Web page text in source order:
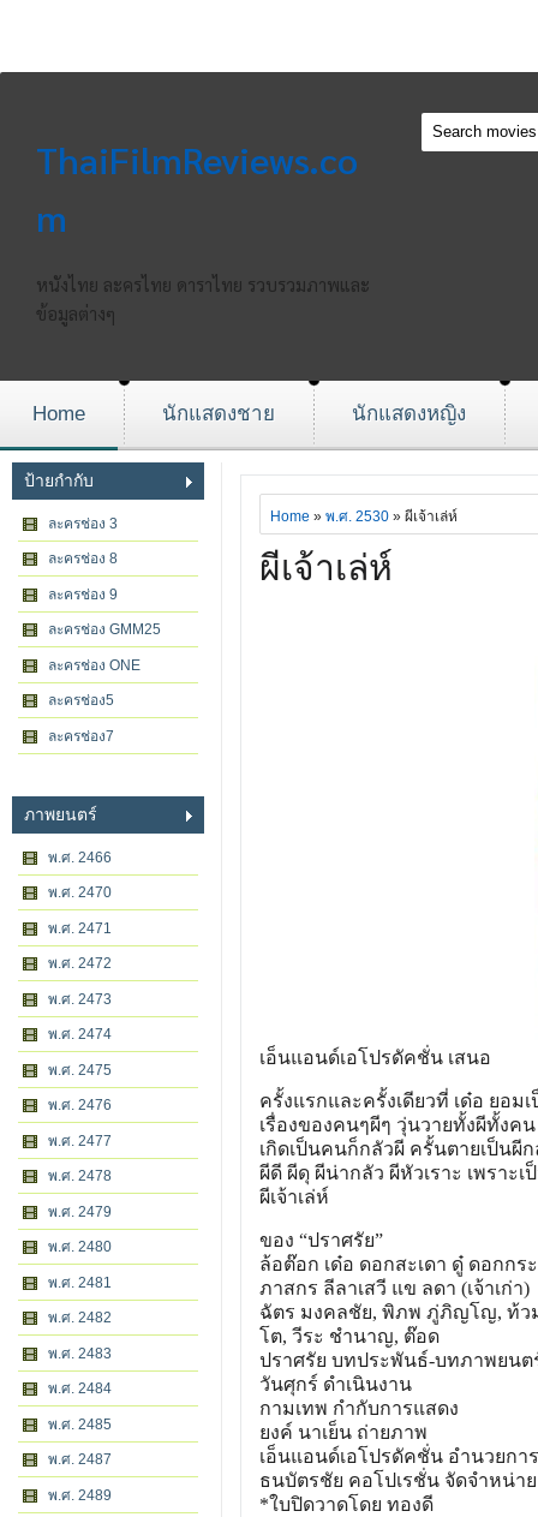
ThaiFilmReviews.co
m
หนังไทย ละครไทย ดาราไทย รวบรวมภาพและ
ข้อมูลต่างๆ
Home นักแสดงชาย นักแสดงหญิง
ป้ายกำกับ
ละครช่อง 3
ละครช่อง 8
ละครช่อง 9
ละครช่อง GMM25
ละครช่อง ONE
ละครช่อง5
ละครช่อง7
ภาพยนตร์
พ.ศ. 2466
พ.ศ. 2470
พ.ศ. 2471
พ.ศ. 2472
พ.ศ. 2473
พ.ศ. 2474
พ.ศ. 2475
พ.ศ. 2476
พ.ศ. 2477
พ.ศ. 2478
พ.ศ. 2479
พ.ศ. 2480
พ.ศ. 2481
พ.ศ. 2482
พ.ศ. 2483
พ.ศ. 2484
พ.ศ. 2485
พ.ศ. 2487
พ.ศ. 2489
Home » พ.ศ. 2530 » ผีเจ้าเล่ห์
ผีเจ้าเล่ห์
เอ็นแอนด์เอโปรดัคชั่น เสนอ
ครั้งแรกและครั้งเดียวที่ เด๋อ ยอมเ
เรื่องของคนๆผีๆ วุ่นวายทั้งผีทั้งคน
เกิดเป็นคนก็กลัวผี ครั้นตายเป็นผี
ผีดี ผีดุ ผีน่ากลัว ผีหัวเราะ เพราะเ
ผีเจ้าเล่ห์
ของ “ปราศรัย”
ล้อต๊อก เด๋อ ดอกสะเดา ดู๋ ดอกกร
ภาสกร ลีลาเสวี แข ลดา (เจ้าเก่า)
ฉัตร มงคลชัย, พิภพ ภู่ภิญโญ, ท้ว
โต, วีระ ชำนาญ, ต๊อด
ปราศรัย บทประพันธ์-บทภาพยนต
วันศุกร์ ดำเนินงาน
กามเทพ กำกับการแสดง
ยงค์ นาเย็น ถ่ายภาพ
เอ็นแอนด์เอโปรดัคชั่น อำนวยกา
ธนบัตรชัย คอโปเรชั่น จัดจำหน่าย
*ใบปิดวาดโดย ทองดี